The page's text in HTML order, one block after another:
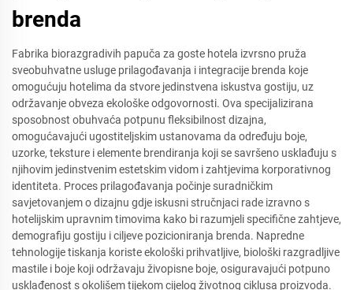
brenda
Fabrika biorazgradivih papuča za goste hotela izvrsno pruža
sveobuhvatne usluge prilagođavanja i integracije brenda koje
omogućuju hotelima da stvore jedinstvena iskustva gostiju, uz
održavanje obveza ekološke odgovornosti. Ova specijalizirana
sposobnost obuhvaća potpunu fleksibilnost dizajna,
omogućavajući ugostiteljskim ustanovama da određuju boje,
uzorke, teksture i elemente brendiranja koji se savršeno usklađuju s
njihovim jedinstvenim estetskim vidom i zahtjevima korporativnog
identiteta. Proces prilagođavanja počinje suradničkim
savjetovanjem o dizajnu gdje iskusni stručnjaci rade izravno s
hotelijskim upravnim timovima kako bi razumjeli specifične zahtjeve,
demografiju gostiju i ciljeve pozicioniranja brenda. Napredne
tehnologije tiskanja koriste ekološki prihvatljive, biološki razgradljive
mastile i boje koji održavaju živopisne boje, osiguravajući potpuno
usklađenost s okolišem tijekom cijelog životnog ciklusa proizvoda.